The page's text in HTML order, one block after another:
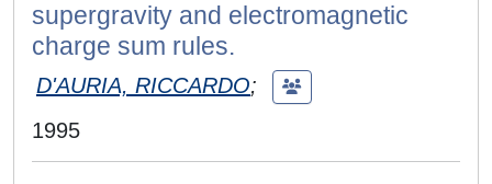
supergravity and electromagnetic
charge sum rules.
D'AURIA, RICCARDO;
1995